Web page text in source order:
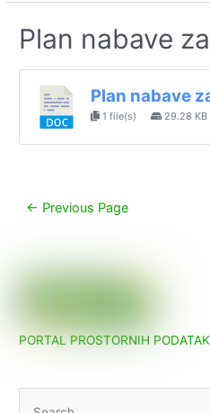
Plan nabave
Plan nabave
1 file(s) 29.28 KB
Paginacija
← Previous Page
PORTAL PROSTORNIH